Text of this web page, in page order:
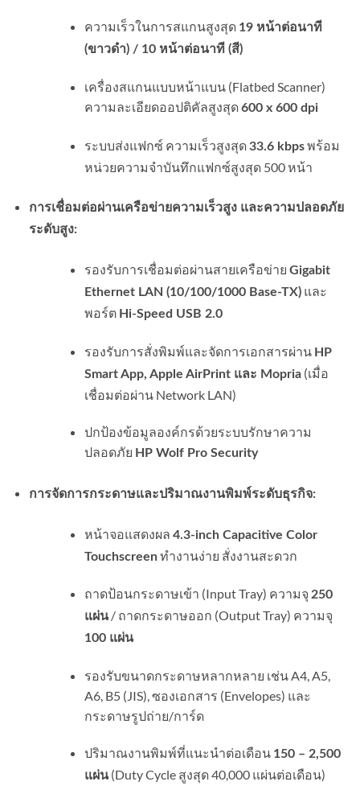
ความเร็วในการสแกนสูงสุด 19 หน้าต่อนาที
(ขาวดำ) / 10 หน้าต่อนาที (สี)
เครื่องสแกนแบบหน้าแบน (Flatbed Scanner)
ความละเอียดออปติคัลสูงสุด600 x 600 dpi
ระบบส่งแฟกซ์ ความเร็วสูงสุด33.6 kbpsพร้อม
หน่วยความจำบันทึกแฟกซ์สูงสุด 500 หน้า
การเชื่อมต่อผ่านเครือข่ายความเร็วสูง และความปลอดภัย
ระดับสูง:
รองรับการเชื่อมต่อผ่านสายเครือข่าย Gigabit
Ethernet LAN (10/100/1000 Base-TX)และ
พอร์ต Hi-Speed USB 2.0
รองรับการสั่งพิมพ์และจัดการเอกสารผ่าน HP
Smart App, Apple AirPrint และ Mopria(เมื่อ
เชื่อมต่อผ่าน Network LAN)
ปกป้องข้อมูลองค์กรด้วยระบบรักษาความ
ปลอดภัย HP Wolf Pro Security
การจัดการกระดาษและปริมาณงานพิมพ์ระดับธุรกิจ:
หน้าจอแสดงผล 4.3-inch Capacitive Color
Touchscreen ทำงานง่าย สั่งงานสะดวก
ถาดป้อนกระดาษเข้า (Input Tray) ความจุ 250
แผ่น/ ถาดกระดาษออก (Output Tray) ความจุ
100 แผ่น
รองรับขนาดกระดาษหลากหลาย เช่น A4, A5,
A6, B5 (JIS), ซองเอกสาร (Envelopes) และ
กระดาษรูปถ่าย/การ์ด
ปริมาณงานพิมพ์ที่แนะนำต่อเดือน 150 – 2,500
แผ่น(Duty Cycle สูงสุด 40,000 แผ่นต่อเดือน)